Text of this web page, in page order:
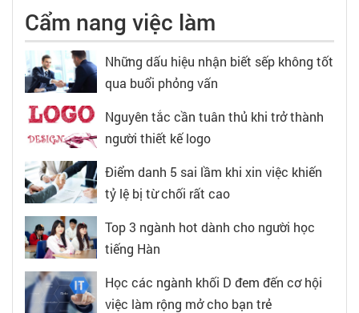
Cẩm nang việc làm
Những dấu hiệu nhận biết sếp không tốt
qua buổi phỏng vấn
Nguyên tắc cần tuân thủ khi trở thành
người thiết kế logo
Điểm danh 5 sai lầm khi xin việc khiến
tỷ lệ bị từ chối rất cao
Top 3 ngành hot dành cho người học
tiếng Hàn
Học các ngành khối D đem đến cơ hội
việc làm rộng mở cho bạn trẻ